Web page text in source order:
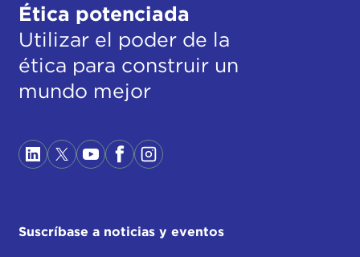
Ética potenciada
Utilizar el poder de la
ética para construir un
mundo mejor
Suscríbase a noticias y eventos